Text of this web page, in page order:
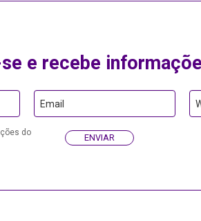
e recebe
Email
do
ENVIAR